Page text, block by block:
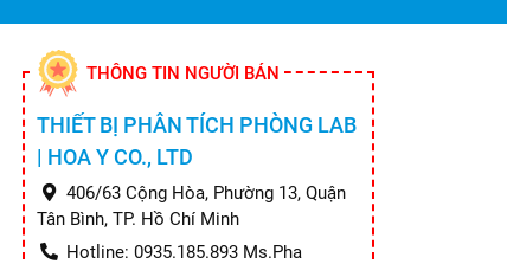
THÔNG TIN NGƯỜI BÁN
THIẾT BỊ PHÂN TÍCH PHÒNG LAB
| HOA Y CO., LTD
406/63 Cộng Hòa, Phường 13, Quận
Tân Bình, TP. Hồ Chí Minh
Hotline: 0935.185.893 Ms.Pha